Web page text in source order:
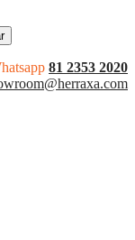
81 2353 2020